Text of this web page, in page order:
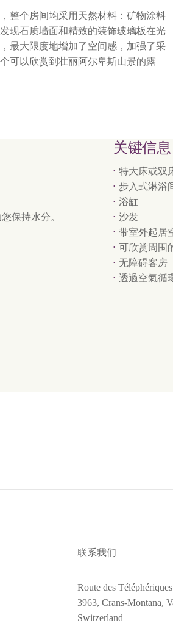
整个房间均采用天然材料：矿物涂料
现石质墙面和精致的装饰玻璃板在光
最大限度地增加了空间感，加强了采
可以欣赏到壮丽阿尔卑斯山景的露
保持水分。
关键信息
特大床或双
步入式淋浴
浴缸
沙发
带室外起居
可欣赏周围
无障碍客房
透過空氣循
联系我们
Route des
3963, Crans-Montana,
Switzerland